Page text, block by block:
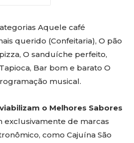
Aquele café
querido (Confeitaria), O pão
O sanduíche perfeito,
Bar bom e barato O
musical.
o Melhores Sabores
exclusivamente de marcas
como Cajuína São